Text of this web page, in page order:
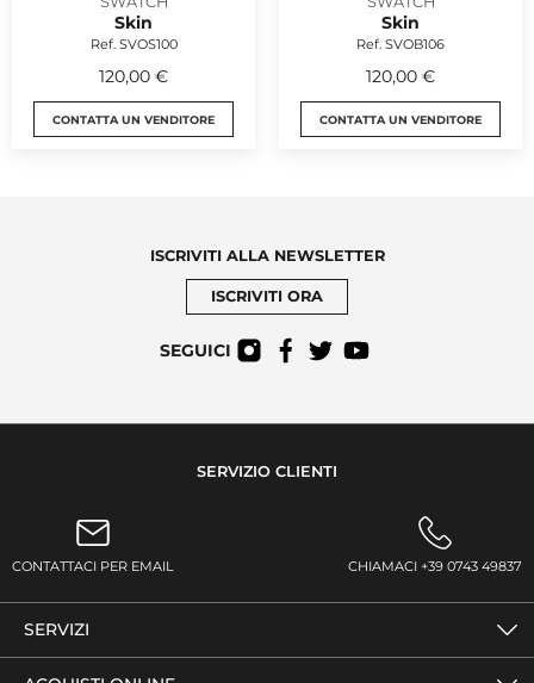
Skin
Ref. SVOS100
120,00 €
CONTATTA UN VENDITORE
Skin
Ref. SVOB106
120,00 €
CONTATTA UN VENDITORE
ISCRIVITI ALLA NEWSLETTER
ISCRIVITI ORA
SEGUICI
SERVIZIO CLIENTI
CONTATTACI PER EMAIL CHIAMACI +39 0743 49837
SERVIZI